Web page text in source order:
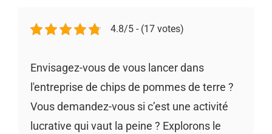
4.8/5 - (17 votes)
Envisagez-vous de vous lancer dans
l'entreprise de chips de pommes de terre ?
Vous demandez-vous si c’est une activité
lucrative qui vaut la peine ? Explorons le